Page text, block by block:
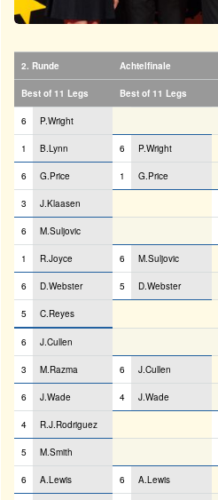
2. Runde Achtelfinale
Best of 11 Legs Best of 11 Legs
6 P.Wright
1 B.Lynn 6 P.Wright
6 G.Price 1 G.Price
3 J.Klaasen
6 M.Suljovic
1 R.Joyce 6 M.Suljovic
6 D.Webster 5 D.Webster
5 C.Reyes
6 J.Cullen
3 M.Razma 6 J.Cullen
6 J.Wade 4 J.Wade
4 R.J.Rodriguez
5 M.Smith
6 A.Lewis 6 A.Lewis